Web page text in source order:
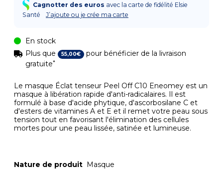
Le masque Éclat tenseur Peel Off C10 Eneomey est un
masque à libération rapide d'anti-radicalaires. Il est
formulé à base d'acide phytique, d'ascorbosilane C et
d'esters de vitamines A et E et il remet votre peau sous
tension tout en favorisant l'élimination des cellules
mortes pour une peau lissée, satinée et lumineuse.
Cagnotter des euros avec la carte de fidélité Elsie
Santé
J’ajoute ou je crée ma carte
En stock
Plus que
55,00€ pour bénéficier de la livraison
gratuite*
Nature de produit Masque